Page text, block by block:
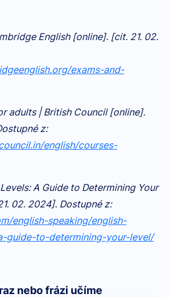
English [online]. [cit. 21. 02.
exams-and-
adults | British Council [online].
z:
english/courses-
A Guide to Determining Your
02. 2024]. Dostupné z:
english-speaking/english-
guide-to-determining-your-level/
nebo frázi učíme